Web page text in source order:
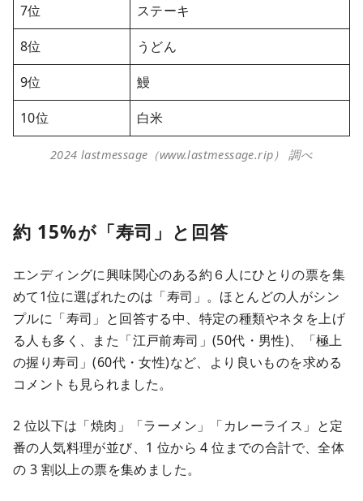
7位
ステーキ
8位
うどん
9位
鰻
10位
白米
2024 lastmessage（www.lastmessage.rip） 調べ
約 15%が「寿司」と回答
エンディングに興味関心のある約６人にひとりの票を集
めて1位に選ばれたのは「寿司」。ほとんどの人がシン
プルに「寿司」と回答する中、特定の種類やネタを上げ
る人も多く、また「江戸前寿司」(50代・男性)、「極上
の握り寿司」(60代・女性)など、より良いものを求める
コメントも見られました。
2 位以下は「焼肉」「ラーメン」「カレーライス」と定
番の人気料理が並び、1 位から 4 位までの合計で、全体
の 3 割以上の票を集めました。